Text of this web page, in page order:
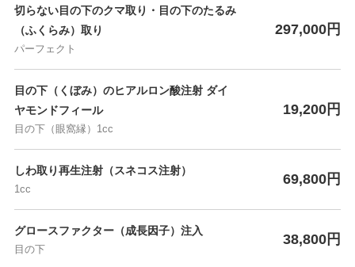
切らない目の下のクマ取り・目の下のたるみ
（ふくらみ）取り
パーフェクト
297,000円
目の下（くぼみ）のヒアルロン酸注射 ダイ
ヤモンドフィール
目の下（眼窩縁）1cc
19,200円
しわ取り再生注射（スネコス注射）
1cc
69,800円
グロースファクター（成長因子）注入
目の下
38,800円